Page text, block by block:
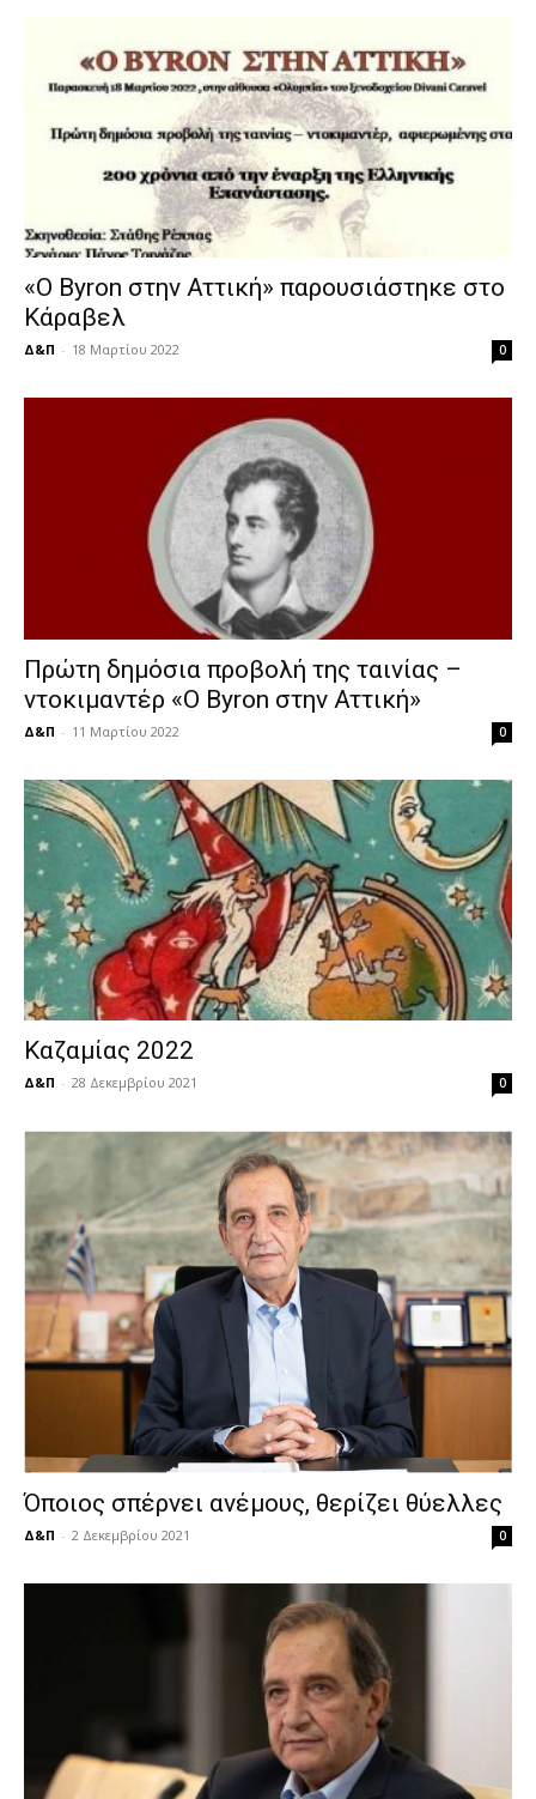
«Ο Byron στην Αττική» παρουσιάστηκε στο
Κάραβελ
Δ&Π - 18 Μαρτίου 2022 0
Πρώτη δημόσια προβολή της ταινίας –
ντοκιμαντέρ «Ο Byron στην Αττική»
Δ&Π - 11 Μαρτίου 2022 0
Καζαμίας 2022
Δ&Π - 28 Δεκεμβρίου 2021 0
Όποιος σπέρνει ανέμους, θερίζει θύελλες
Δ&Π - 2 Δεκεμβρίου 2021 0